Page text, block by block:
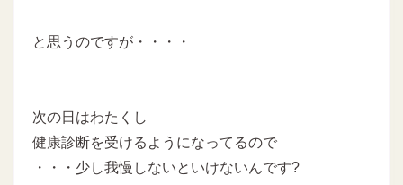
と思うのですが・・・・
次の日はわたくし
健康診断を受けるようになってるので
・・・少し我慢しないといけないんです?